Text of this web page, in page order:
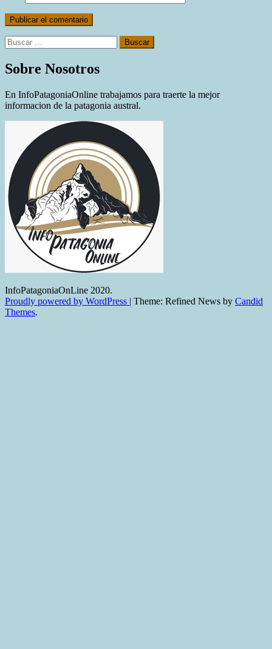
Buscar:
Sobre Nosotros
En InfoPatagoniaOnline trabajamos para traerte la mejor
informacion de la patagonia austral.
InfoPatagoniaOnLine 2020.
Proudly powered by WordPress | Theme: Refined News by Candid
Themes.